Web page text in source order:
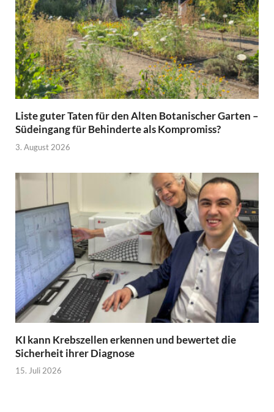
Liste guter Taten für den Alten Botanischer Garten –
Südeingang für Behinderte als Kompromiss?
3. August 2026
KI kann Krebszellen erkennen und bewertet die
Sicherheit ihrer Diagnose
15. Juli 2026